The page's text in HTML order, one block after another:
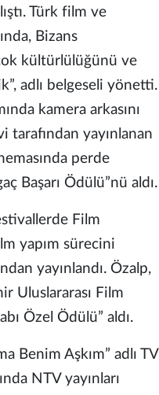
Türk film ve
Bizans
kültürlülüğünü ve
adlı belgeseli yönetti.
kamera arkasını
tarafından yayınlanan
perde
Başarı Ödülü”nü aldı.
Film
yapım sürecini
yayınlandı. Özalp,
Uluslararası Film
Özel Ödülü” aldı.
Benim Aşkım” adlı TV
NTV yayınları